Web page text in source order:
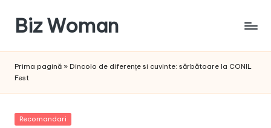
content
Biz Woman
succesul
Prima pagină » Dincolo de diferențe si cuvinte: sărbătoare la CONIL
Fest
Posted
Recomandari